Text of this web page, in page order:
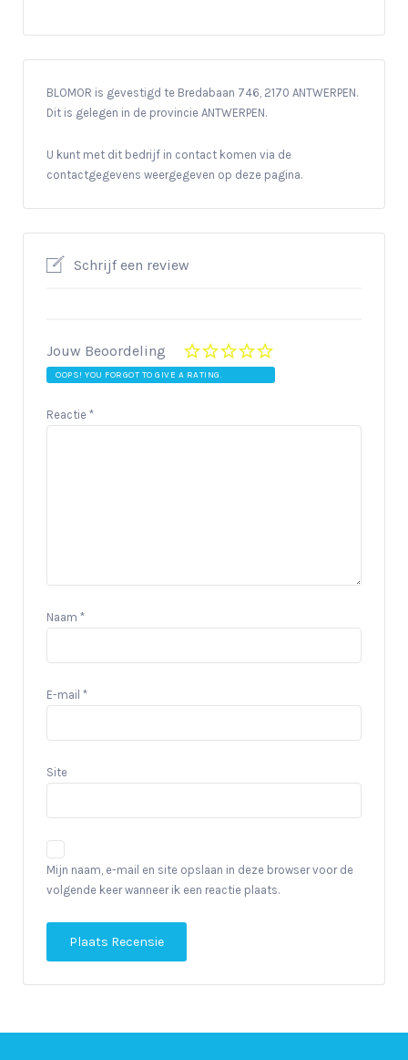
BLOMOR is gevestigd te Bredabaan 746, 2170 ANTWERPEN.
Dit is gelegen in de provincie ANTWERPEN.
U kunt met dit bedrijf in contact komen via de
contactgegevens weergegeven op deze pagina.
Schrijf een review
Jouw Beoordeling
OOPS! YOU FORGOT TO GIVE A RATING.
Reactie *
Naam *
E-mail *
Site
Mijn naam, e-mail en site opslaan in deze browser voor de
volgende keer wanneer ik een reactie plaats.